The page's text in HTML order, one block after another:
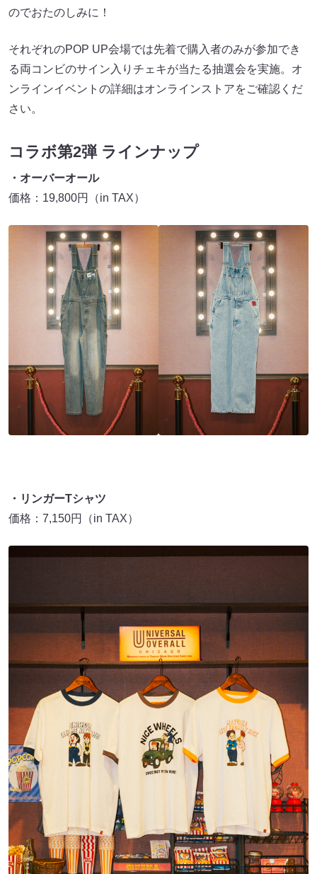
のでおたのしみに！
それぞれのPOP UP会場では先着で購入者のみが参加でき
る両コンビのサイン入りチェキが当たる抽選会を実施。オ
ンラインイベントの詳細はオンラインストアをご確認くだ
さい。
コラボ第2弾 ラインナップ
・オーバーオール
価格：19,800円（in TAX）
・リンガーTシャツ
価格：7,150円（in TAX）